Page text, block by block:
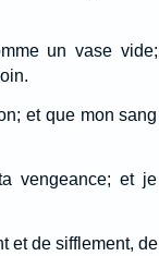
un vase vide;
et que mon sang
vengeance; et je
et de sifflement, de